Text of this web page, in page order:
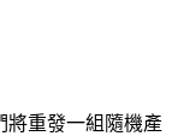
將重發一組隨機產